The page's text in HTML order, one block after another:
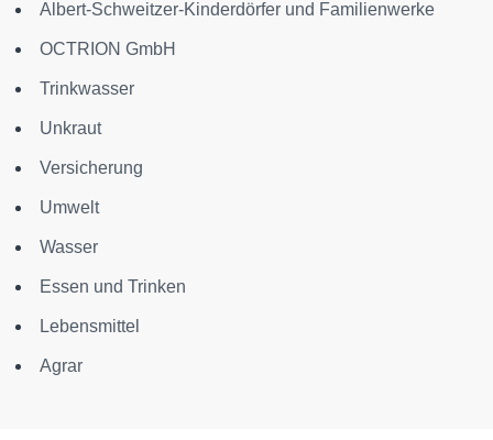
Albert-Schweitzer-Kinderdörfer und Familienwerke
OCTRION GmbH
Trinkwasser
Unkraut
Versicherung
Umwelt
Wasser
Essen und Trinken
Lebensmittel
Agrar